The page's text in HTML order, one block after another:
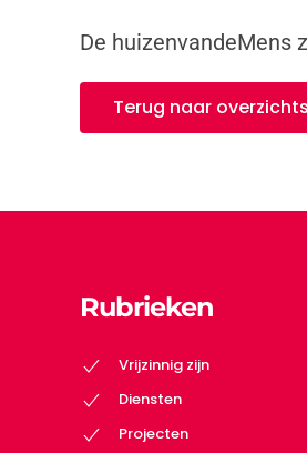
De huizenvandeMens
Terug naar
Rubrieken
Vrijzinnig zijn
Diensten
Projecten